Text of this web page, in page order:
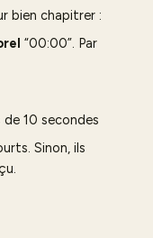
bien chapitrer :
“00:00”. Par
10 secondes
Sinon, ils